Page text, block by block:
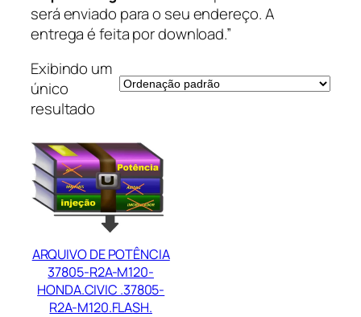
será enviado para o seu endereço. A
entrega é feita por download.”
Exibindo um
único
resultado
ARQUIVO DE POTÊNCIA
37805-R2A-M120-
HONDA.CIVIC .37805-
R2A-M120.FLASH.